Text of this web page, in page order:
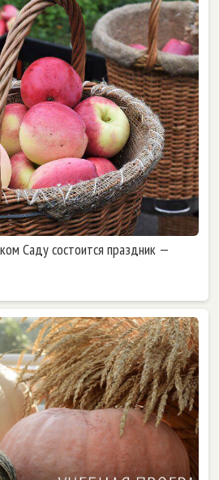
Саду состоится праздник —